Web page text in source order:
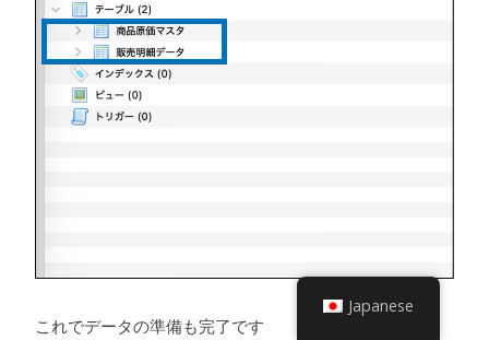
これでデータの準備も完了です
Japanese